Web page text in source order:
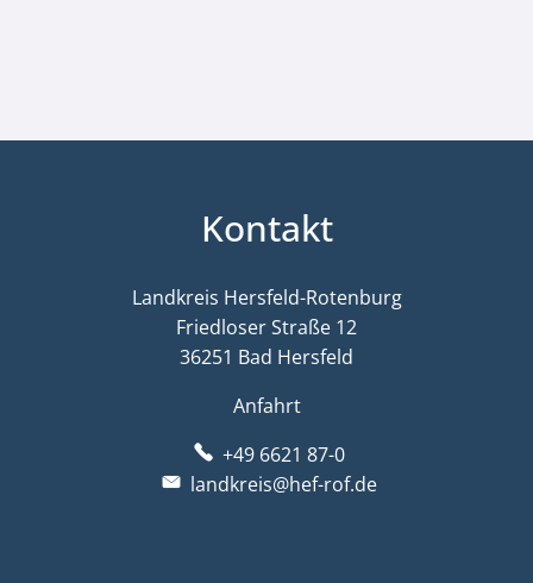
Kontakt
Landkreis Hersfeld-Rotenburg
Friedloser Straße 12
36251 Bad Hersfeld
Anfahrt
+49 6621 87-0
landkreis@hef-rof.de